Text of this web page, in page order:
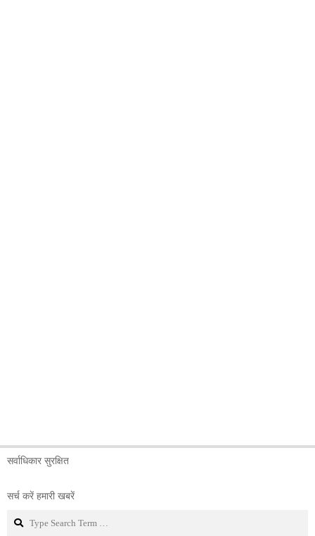
सर्वाधिकार सुरक्षित
सर्च करें हमारी खबरें